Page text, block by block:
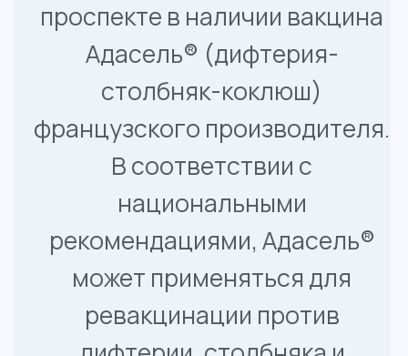
Стоимость вакцинации
Адасель - 3 500 руб.
дифтерии, столбняка и
коклюша у детей старшего
возраста и взрослых.